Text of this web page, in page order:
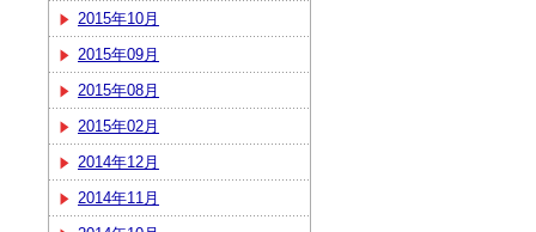
2015年10月
2015年09月
2015年08月
2015年02月
2014年12月
2014年11月